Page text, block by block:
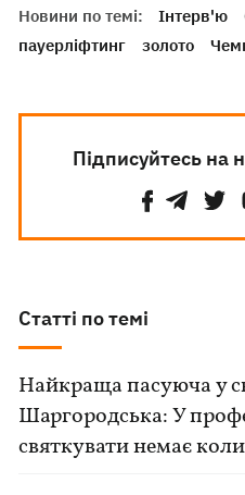
Новини по темі: Інтерв'ю
пауерліфтинг
золото
Підписуйтесь на
Статті по темі
Найкраща пасуюча у
Шаргородська: У
святкувати немає коли